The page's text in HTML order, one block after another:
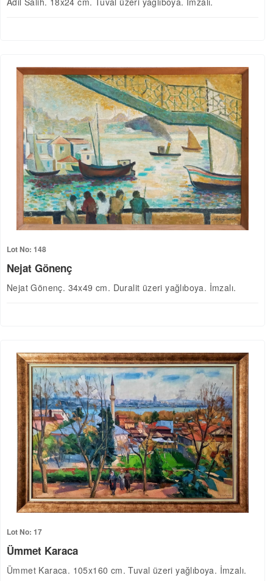
Lot No: 148
Nejat Gönenç
Nejat Gönenç. 34x49 cm. Duralit üzeri yağlıboya. İmzalı.
Lot No: 17
Ümmet Karaca
Ümmet Karaca. 105x160 cm. Tuval üzeri yağlıboya. İmzalı.